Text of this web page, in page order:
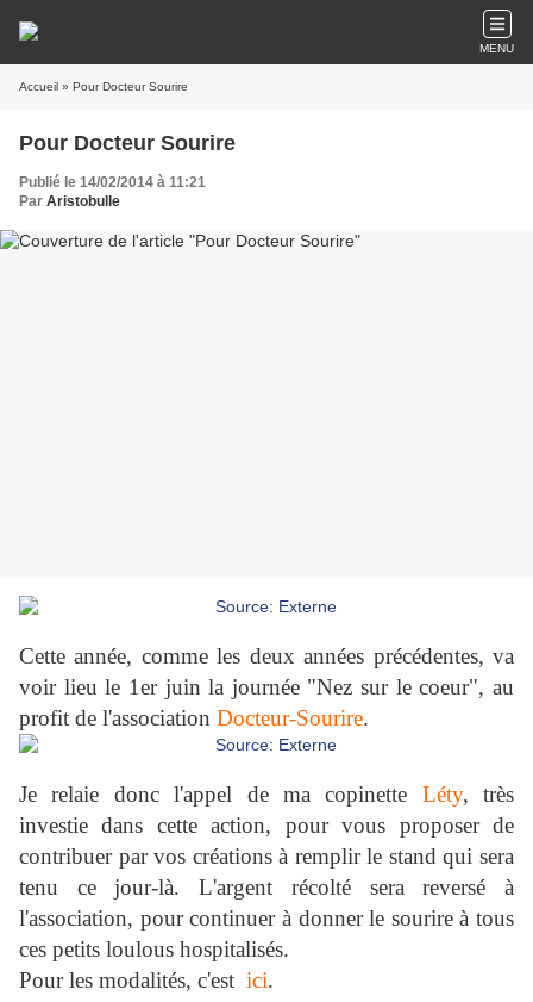
MENU
Accueil » Pour Docteur Sourire
Pour Docteur Sourire
Publié le 14/02/2014 à 11:21
Par Aristobulle
Cette année, comme les deux années précédentes, va
voir lieu le 1er juin la journée "Nez sur le coeur", au
profit de l'association Docteur-Sourire.
Je relaie donc l'appel de ma copinette Léty, très
investie dans cette action, pour vous proposer de
contribuer par vos créations à remplir le stand qui sera
tenu ce jour-là. L'argent récolté sera reversé à
l'association, pour continuer à donner le sourire à tous
ces petits loulous hospitalisés.
Pour les modalités, c'est ici.